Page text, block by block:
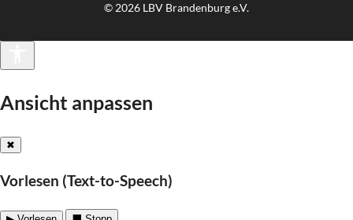
© 2026 LBV Brandenburg e.V.
Barrierefreiheit
Ansicht anpassen
✖
Vorlesen (Text-to-Speech)